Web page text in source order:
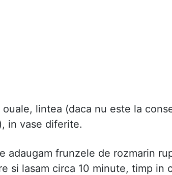
lintea (daca nu este la
in vase diferite.
adaugam frunzele de rozmarin
si lasam circa 10 minute, timp in